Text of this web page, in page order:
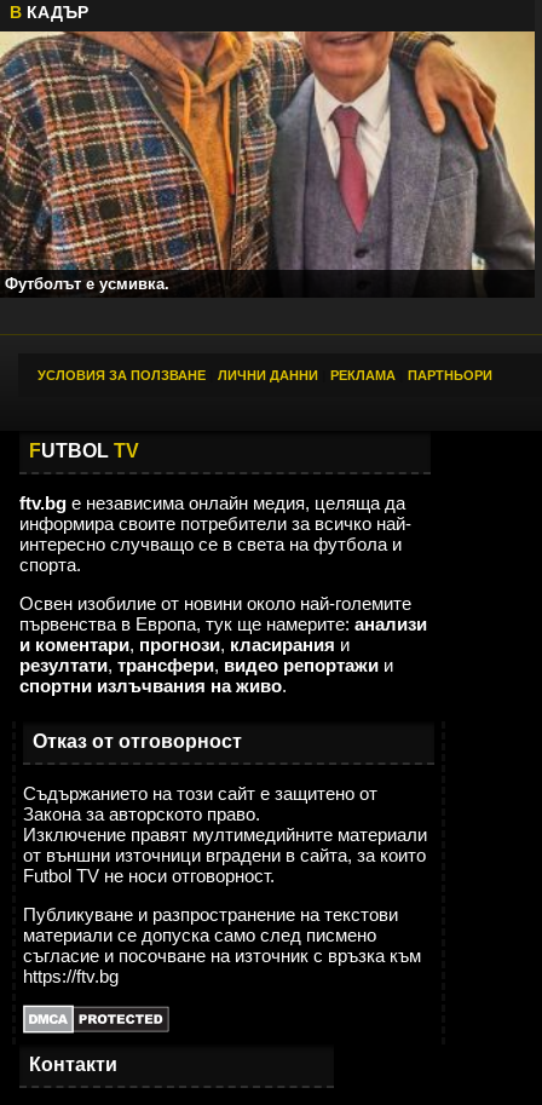
В КАДЪР
Футболът е усмивка.
УСЛОВИЯ ЗА ПОЛЗВАНЕ ЛИЧНИ ДАННИ РЕКЛАМА ПАРТНЬОРИ
FUTBOL TV
ftv.bg е независима онлайн медия, целяща да
информира своите потребители за всичко най-
интересно случващо се в света на футбола и
спорта.
Освен изобилие от новини около най-големите
първенства в Европа, тук ще намерите: анализи
и коментари, прогнози, класирания и
резултати, трансфери, видео репортажи и
спортни излъчвания на живо.
Отказ от отговорност
Съдържанието на този сайт е защитено от
Закона за авторското право.
Изключение правят мултимедийните материали
от външни източници вградени в сайта, за които
Futbol TV не носи отговорност.
Публикуване и разпространение на текстови
материали се допуска само след писмено
съгласие и посочване на източник с връзка към
https://ftv.bg
Контакти